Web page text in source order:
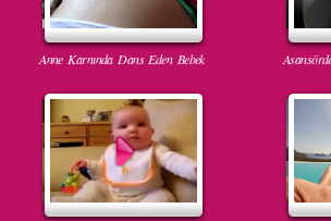
Anne Karnında Dans Eden Bebek